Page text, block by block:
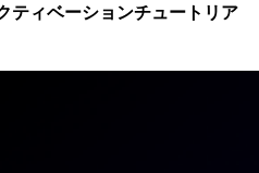
ティベーションチュートリア